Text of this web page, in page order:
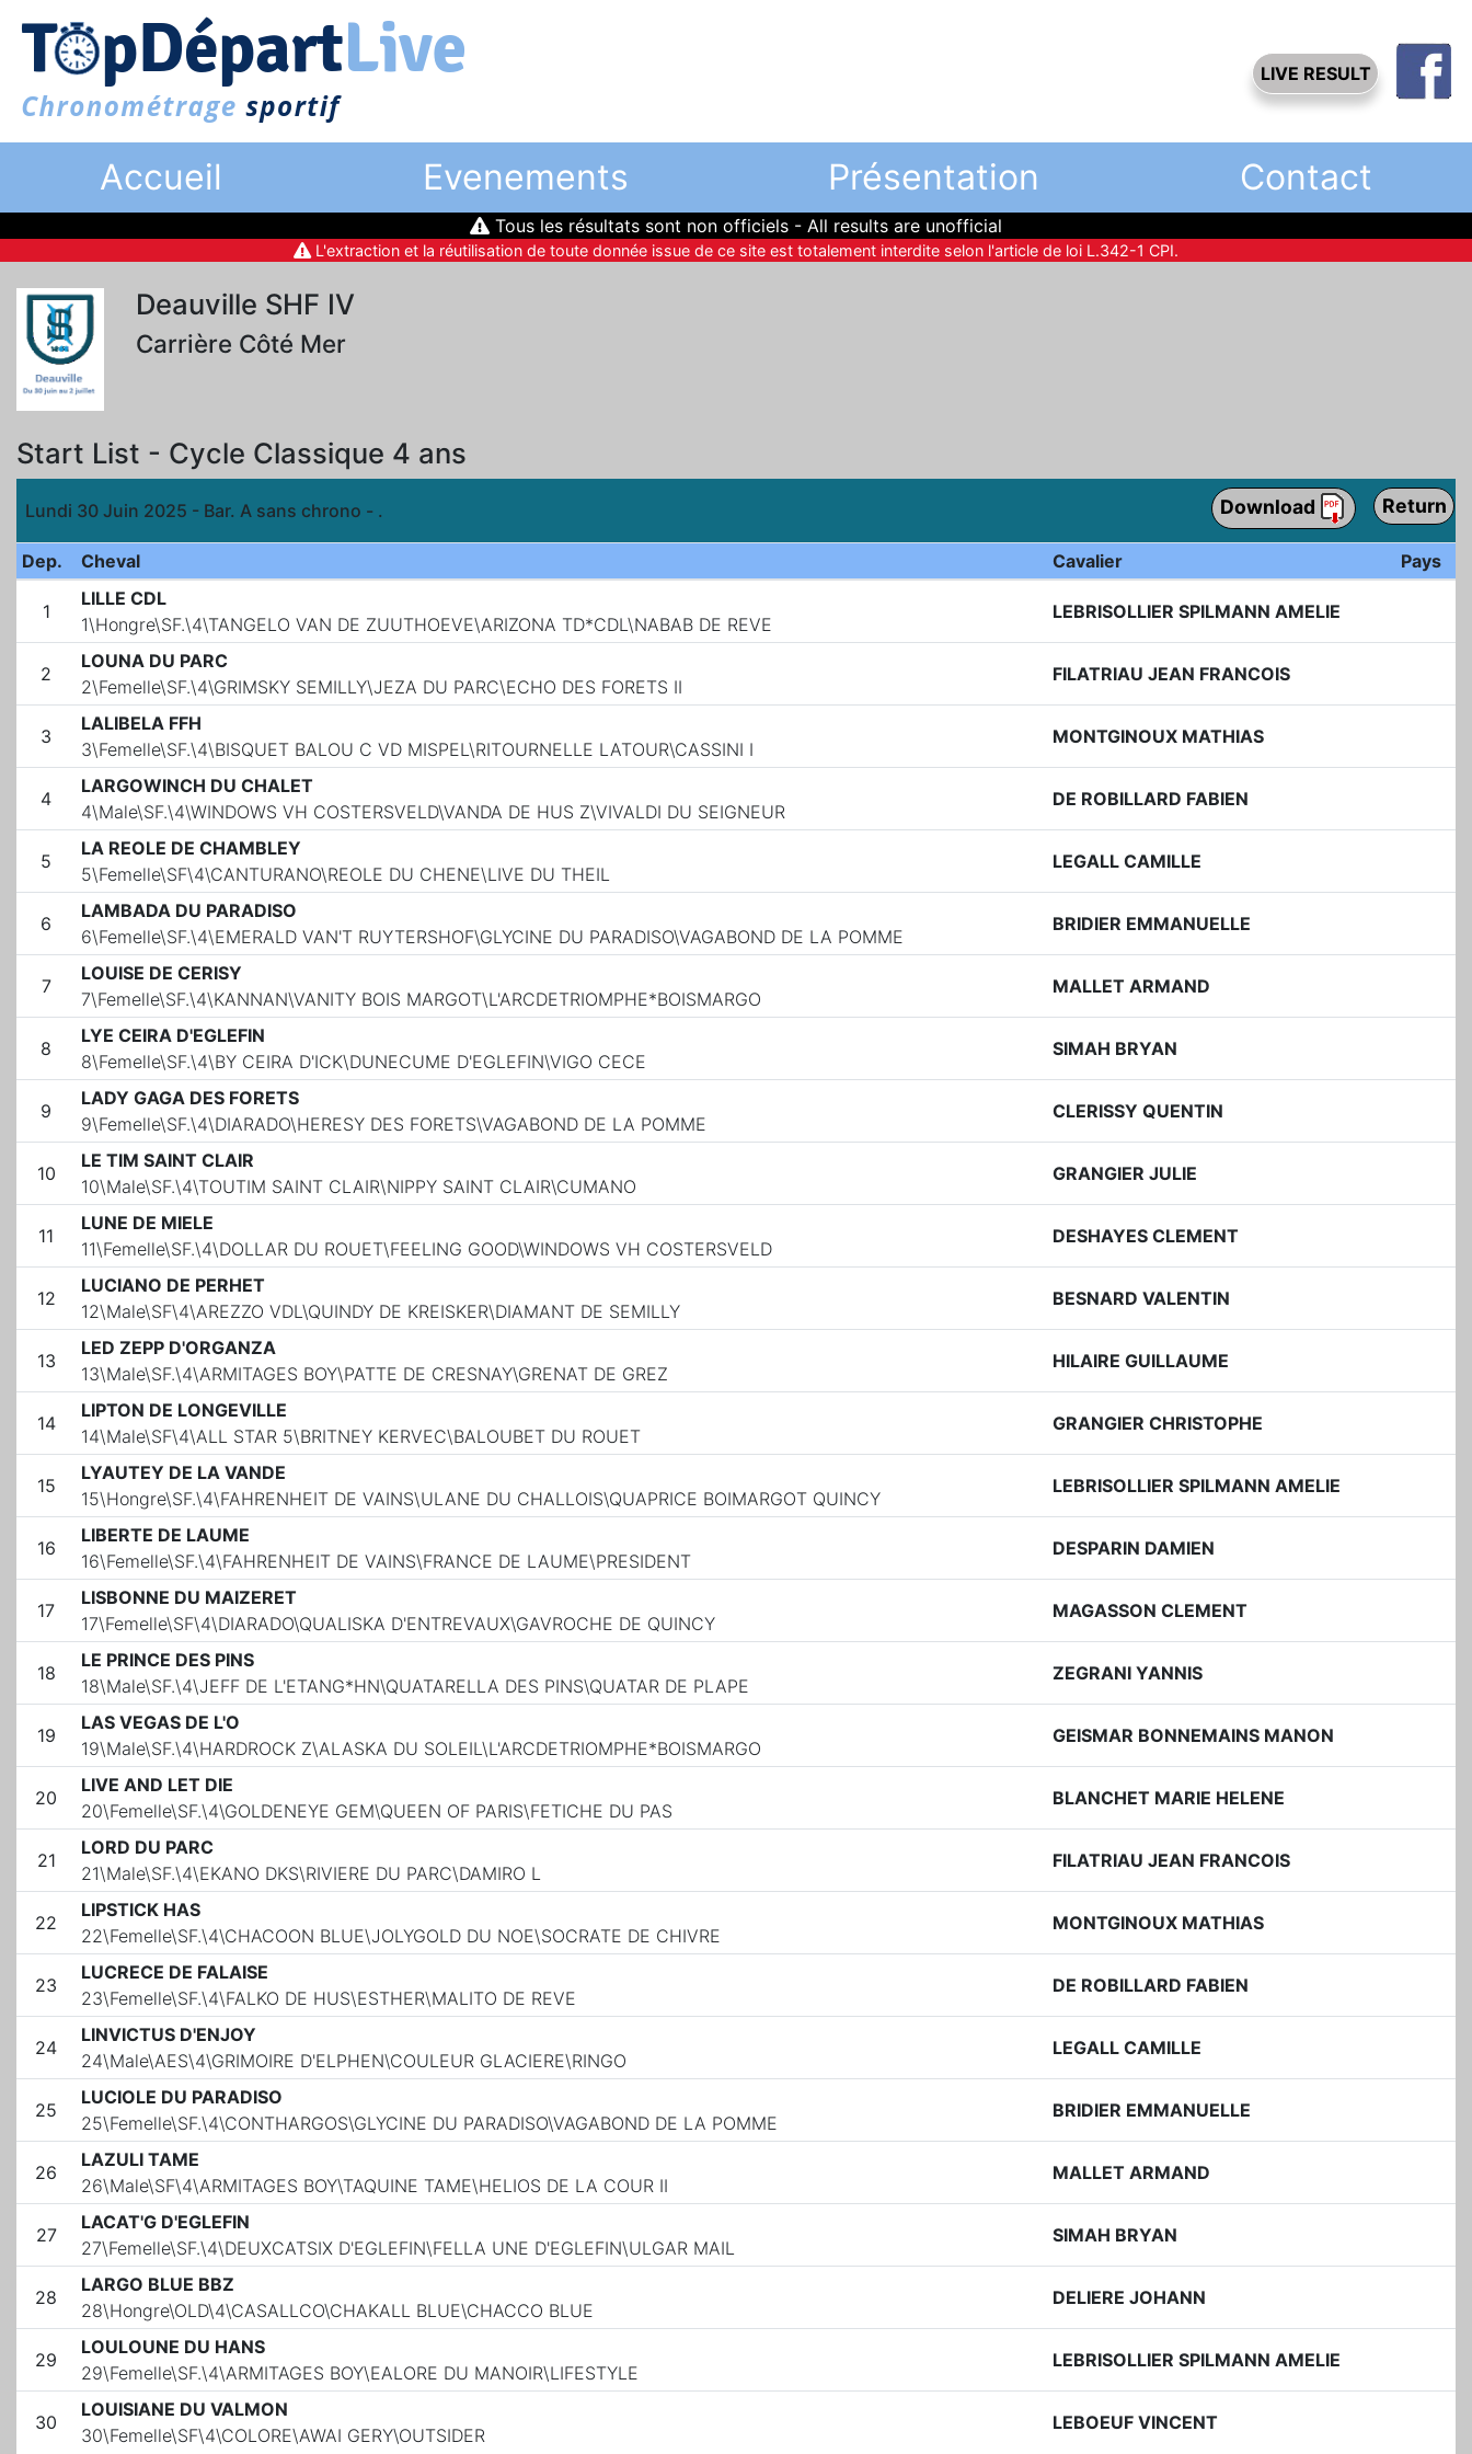
LIVE RESULT
Accueil Evenements Présentation Contact
Tous les résultats sont non officiels - All results are unofficial
L'extraction et la réutilisation de toute donnée issue de ce site est totalement interdite selon l'article de loi L.342-1 CPI.
Deauville SHF IV
Carrière Côté Mer
Start List - Cycle Classique 4 ans
Lundi 30 Juin 2025 - Bar. A sans chrono - . Download Return
Dep. Cheval Cavalier Pays
1
LILLE CDL
1\Hongre\SF.\4\TANGELO VAN DE ZUUTHOEVE\ARIZONA TD*CDL\NABAB DE REVE
LEBRISOLLIER SPILMANN AMELIE
2
LOUNA DU PARC
2\Femelle\SF.\4\GRIMSKY SEMILLY\JEZA DU PARC\ECHO DES FORETS II
FILATRIAU JEAN FRANCOIS
3
LALIBELA FFH
3\Femelle\SF.\4\BISQUET BALOU C VD MISPEL\RITOURNELLE LATOUR\CASSINI I
MONTGINOUX MATHIAS
4
LARGOWINCH DU CHALET
4\Male\SF.\4\WINDOWS VH COSTERSVELD\VANDA DE HUS Z\VIVALDI DU SEIGNEUR
DE ROBILLARD FABIEN
5
LA REOLE DE CHAMBLEY
5\Femelle\SF\4\CANTURANO\REOLE DU CHENE\LIVE DU THEIL
LEGALL CAMILLE
6
LAMBADA DU PARADISO
6\Femelle\SF.\4\EMERALD VAN'T RUYTERSHOF\GLYCINE DU PARADISO\VAGABOND DE LA POMME
BRIDIER EMMANUELLE
7
LOUISE DE CERISY
7\Femelle\SF.\4\KANNAN\VANITY BOIS MARGOT\L'ARCDETRIOMPHE*BOISMARGO
MALLET ARMAND
8
LYE CEIRA D'EGLEFIN
8\Femelle\SF.\4\BY CEIRA D'ICK\DUNECUME D'EGLEFIN\VIGO CECE
SIMAH BRYAN
9
LADY GAGA DES FORETS
9\Femelle\SF.\4\DIARADO\HERESY DES FORETS\VAGABOND DE LA POMME
CLERISSY QUENTIN
10
LE TIM SAINT CLAIR
10\Male\SF.\4\TOUTIM SAINT CLAIR\NIPPY SAINT CLAIR\CUMANO
GRANGIER JULIE
11
LUNE DE MIELE
11\Femelle\SF.\4\DOLLAR DU ROUET\FEELING GOOD\WINDOWS VH COSTERSVELD
DESHAYES CLEMENT
12
LUCIANO DE PERHET
12\Male\SF\4\AREZZO VDL\QUINDY DE KREISKER\DIAMANT DE SEMILLY
BESNARD VALENTIN
13
LED ZEPP D'ORGANZA
13\Male\SF.\4\ARMITAGES BOY\PATTE DE CRESNAY\GRENAT DE GREZ
HILAIRE GUILLAUME
14
LIPTON DE LONGEVILLE
14\Male\SF\4\ALL STAR 5\BRITNEY KERVEC\BALOUBET DU ROUET
GRANGIER CHRISTOPHE
15
LYAUTEY DE LA VANDE
15\Hongre\SF.\4\FAHRENHEIT DE VAINS\ULANE DU CHALLOIS\QUAPRICE BOIMARGOT QUINCY
LEBRISOLLIER SPILMANN AMELIE
16
LIBERTE DE LAUME
16\Femelle\SF.\4\FAHRENHEIT DE VAINS\FRANCE DE LAUME\PRESIDENT
DESPARIN DAMIEN
17
LISBONNE DU MAIZERET
17\Femelle\SF\4\DIARADO\QUALISKA D'ENTREVAUX\GAVROCHE DE QUINCY
MAGASSON CLEMENT
18
LE PRINCE DES PINS
18\Male\SF.\4\JEFF DE L'ETANG*HN\QUATARELLA DES PINS\QUATAR DE PLAPE
ZEGRANI YANNIS
19
LAS VEGAS DE L'O
19\Male\SF.\4\HARDROCK Z\ALASKA DU SOLEIL\L'ARCDETRIOMPHE*BOISMARGO
GEISMAR BONNEMAINS MANON
20
LIVE AND LET DIE
20\Femelle\SF.\4\GOLDENEYE GEM\QUEEN OF PARIS\FETICHE DU PAS
BLANCHET MARIE HELENE
21
LORD DU PARC
21\Male\SF.\4\EKANO DKS\RIVIERE DU PARC\DAMIRO L
FILATRIAU JEAN FRANCOIS
22
LIPSTICK HAS
22\Femelle\SF.\4\CHACOON BLUE\JOLYGOLD DU NOE\SOCRATE DE CHIVRE
MONTGINOUX MATHIAS
23
LUCRECE DE FALAISE
23\Femelle\SF.\4\FALKO DE HUS\ESTHER\MALITO DE REVE
DE ROBILLARD FABIEN
24
LINVICTUS D'ENJOY
24\Male\AES\4\GRIMOIRE D'ELPHEN\COULEUR GLACIERE\RINGO
LEGALL CAMILLE
25
LUCIOLE DU PARADISO
25\Femelle\SF.\4\CONTHARGOS\GLYCINE DU PARADISO\VAGABOND DE LA POMME
BRIDIER EMMANUELLE
26
LAZULI TAME
26\Male\SF\4\ARMITAGES BOY\TAQUINE TAME\HELIOS DE LA COUR II
MALLET ARMAND
27
LACAT'G D'EGLEFIN
27\Femelle\SF.\4\DEUXCATSIX D'EGLEFIN\FELLA UNE D'EGLEFIN\ULGAR MAIL
SIMAH BRYAN
28
LARGO BLUE BBZ
28\Hongre\OLD\4\CASALLCO\CHAKALL BLUE\CHACCO BLUE
DELIERE JOHANN
29
LOULOUNE DU HANS
29\Femelle\SF.\4\ARMITAGES BOY\EALORE DU MANOIR\LIFESTYLE
LEBRISOLLIER SPILMANN AMELIE
30
LOUISIANE DU VALMON
30\Femelle\SF\4\COLORE\AWAI GERY\OUTSIDER
LEBOEUF VINCENT